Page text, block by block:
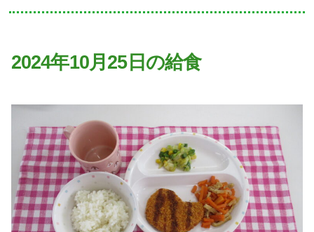
・ブログ
・園の特色
・自慢の給食
・アクセス
入園案内
子育て支援
2024年10月25日の給食